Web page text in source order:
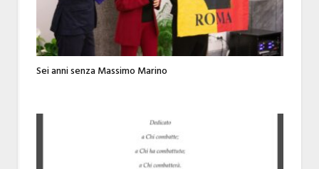
Sei anni senza Massimo Marino